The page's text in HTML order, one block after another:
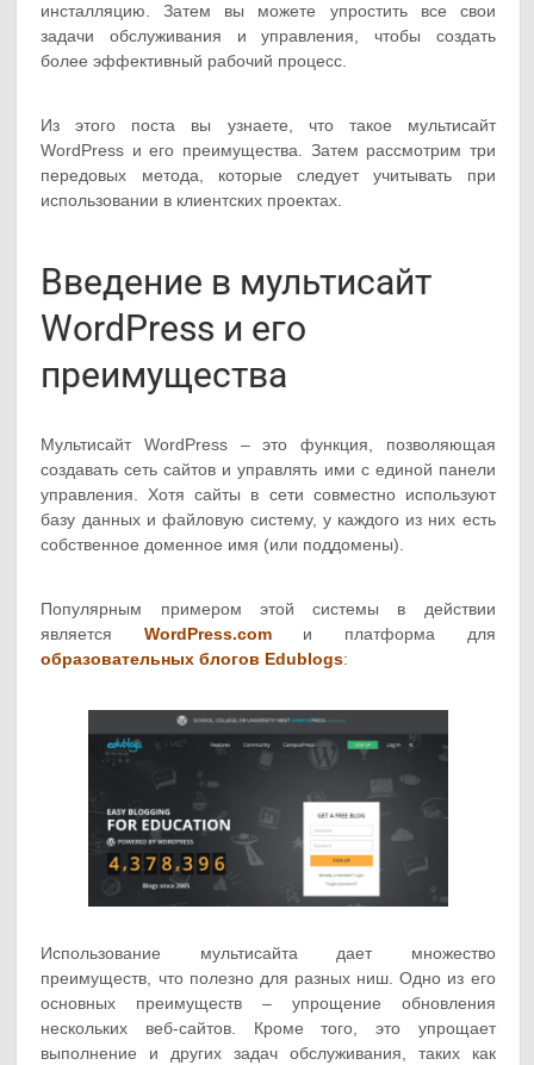
инсталляцию. Затем вы можете упростить все свои
задачи обслуживания и управления, чтобы создать
более эффективный рабочий процесс.
Из этого поста вы узнаете, что такое мультисайт
WordPress и его преимущества. Затем рассмотрим три
передовых метода, которые следует учитывать при
использовании в клиентских проектах.
Введение в мультисайт
WordPress и его
преимущества
Мультисайт WordPress – это функция, позволяющая
создавать сеть сайтов и управлять ими с единой панели
управления. Хотя сайты в сети совместно используют
базу данных и файловую систему, у каждого из них есть
собственное доменное имя (или поддомены).
Популярным примером этой системы в действии
является WordPress.comи платформа для
образовательных блогов Edublogs:
Использование мультисайта дает множество
преимуществ, что полезно для разных ниш. Одно из его
основных преимуществ – упрощение обновления
нескольких веб-сайтов. Кроме того, это упрощает
выполнение и других задач обслуживания, таких как